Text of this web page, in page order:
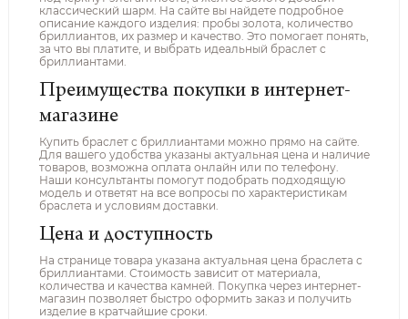
классический шарм. На сайте вы найдете подробное
описание каждого изделия: пробы золота, количество
бриллиантов, их размер и качество. Это помогает понять,
за что вы платите, и выбрать идеальный браслет с
бриллиантами.
Преимущества покупки в интернет-
магазине
Купить браслет с бриллиантами можно прямо на сайте.
Для вашего удобства указаны актуальная цена и наличие
товаров, возможна оплата онлайн или по телефону.
Наши консультанты помогут подобрать подходящую
модель и ответят на все вопросы по характеристикам
браслета и условиям доставки.
Цена и доступность
На странице товара указана актуальная цена браслета с
бриллиантами. Стоимость зависит от материала,
количества и качества камней. Покупка через интернет-
магазин позволяет быстро оформить заказ и получить
изделие в кратчайшие сроки.